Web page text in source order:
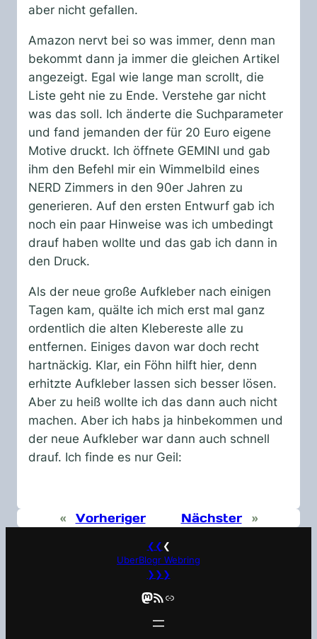
aber nicht gefallen.
Amazon nervt bei so was immer, denn man
bekommt dann ja immer die gleichen Artikel
angezeigt. Egal wie lange man scrollt, die
Liste geht nie zu Ende. Verstehe gar nicht
was das soll. Ich änderte die Suchparameter
und fand jemanden der für 20 Euro eigene
Motive druckt. Ich öffnete GEMINI und gab
ihm den Befehl mir ein Wimmelbild eines
NERD Zimmers in den 90er Jahren zu
generieren. Auf den ersten Entwurf gab ich
noch ein paar Hinweise was ich umbedingt
drauf haben wollte und das gab ich dann in
den Druck.
Als der neue große Aufkleber nach einigen
Tagen kam, quälte ich mich erst mal ganz
ordentlich die alten Klebereste alle zu
entfernen. Einiges davon war doch recht
hartnäckig. Klar, ein Föhn hilft hier, denn
erhitzte Aufkleber lassen sich besser lösen.
Aber zu heiß wollte ich das dann auch nicht
machen. Aber ich habs ja hinbekommen und
der neue Aufkleber war dann auch schnell
drauf. Ich finde es nur Geil:
« Vorheriger Nächster »
❮❮ ❮
UberBlogr Webring
❯❯❯
Mastodon RSS-Feed Link